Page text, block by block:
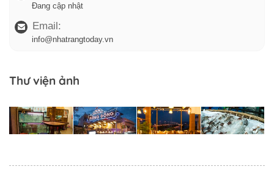
Đang cập nhật
Email:
info@nhatrangtoday.vn
Thư viện ảnh